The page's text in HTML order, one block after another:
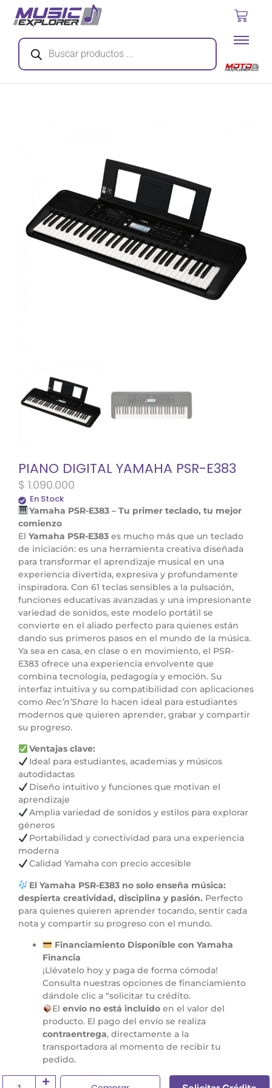
PIANO DIGITAL YAMAHA PSR-E383
$ 1.090.000
En Stock
Yamaha PSR-E383 – Tu primer teclado, tu mejor
comienzo
El Yamaha PSR-E383 es mucho más que un teclado
de iniciación: es una herramienta creativa diseñada
para transformar el aprendizaje musical en una
experiencia divertida, expresiva y profundamente
inspiradora. Con 61 teclas sensibles a la pulsación,
funciones educativas avanzadas y una impresionante
variedad de sonidos, este modelo portátil se
convierte en el aliado perfecto para quienes están
dando sus primeros pasos en el mundo de la música.
Ya sea en casa, en clase o en movimiento, el PSR-
E383 ofrece una experiencia envolvente que
combina tecnología, pedagogía y emoción. Su
interfaz intuitiva y su compatibilidad con aplicaciones
como Rec’n’Share lo hacen ideal para estudiantes
modernos que quieren aprender, grabar y compartir
su progreso.
Ventajas clave:
Ideal para estudiantes, academias y músicos
autodidactas
Diseño intuitivo y funciones que motivan el
aprendizaje
Amplia variedad de sonidos y estilos para explorar
géneros
Portabilidad y conectividad para una experiencia
moderna
Calidad Yamaha con precio accesible
El Yamaha PSR-E383 no solo enseña música:
despierta creatividad, disciplina y pasión. Perfecto
para quienes quieren aprender tocando, sentir cada
nota y compartir su progreso con el mundo.
Financiamiento Disponible con Yamaha
Financia
¡Llévatelo hoy y paga de forma cómoda!
Consulta nuestras opciones de financiamiento
dándole clic a “solicitar tu crédito.
El envío no está incluidoen el valor del
producto. El pago del envío se realiza
contraentrega, directamente a la
transportadora al momento de recibir tu
pedido.